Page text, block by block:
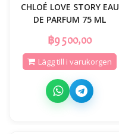
CHLOÉ LOVE STORY EAU
DE PARFUM 75 ML
฿9 500,00
Lägg till i varukorgen